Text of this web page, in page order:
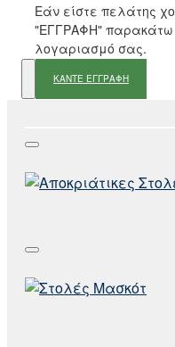
Εάν είστε πελάτης
"ΕΓΓΡΑΦΗ" παρακάτω
λογαριασμό σας.
ΚΑΝΤΕ ΕΓΓΡΑΦΗ